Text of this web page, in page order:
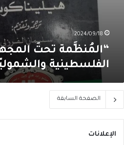
2024/09/18
“المُنظَّمة تحتَ
الفلسطينية
الصفحة السابقة
الإعلانات